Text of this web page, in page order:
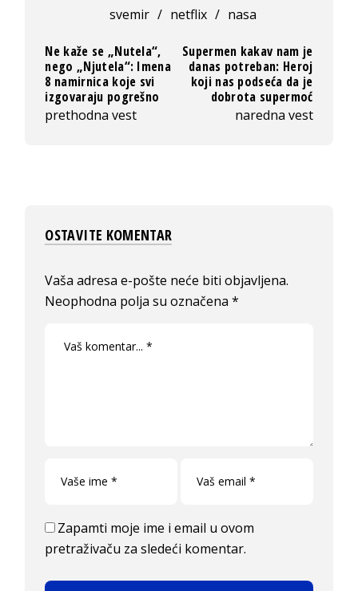
svemir / netflix / nasa
Ne kaže se „Nutela“,
nego „Njutela“: Imena
8 namirnica koje svi
izgovaraju pogrešno
prethodna vest
Supermen kakav nam je
danas potreban: Heroj
koji nas podseća da je
dobrota supermoć
naredna vest
OSTAVITE KOMENTAR
Vaša adresa e-pošte neće biti objavljena.
Neophodna polja su označena*
Zapamti moje ime i email u ovom
pretraživaču za sledeći komentar.